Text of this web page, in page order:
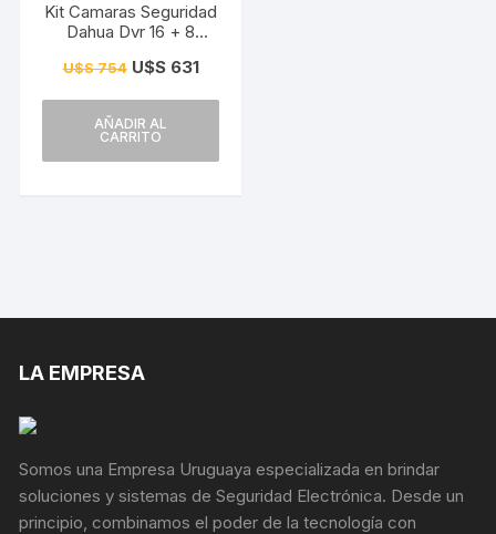
Kit Camaras Seguridad
Dahua Dvr 16 + 8
Noche + 1TB
U$S754 U$S631
AÑADIR AL
CARRITO
LA EMPRESA
Somos una Empresa Uruguaya especializada en brindar
soluciones y sistemas de Seguridad Electrónica. Desde un
principio, combinamos el poder de la tecnología con